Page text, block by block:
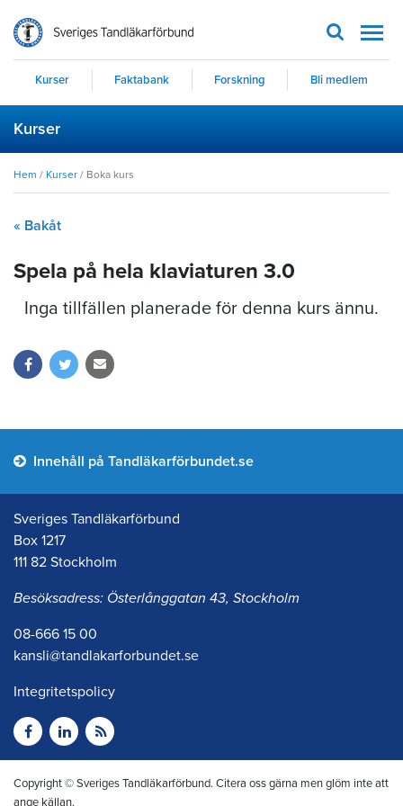
Kurser Faktabank Forskning Bli medlem
Kurser
Hem / Kurser / Boka kurs
« Bakåt
Spela på hela klaviaturen 3.0
Inga tillfällen planerade för denna kurs ännu.
Innehåll på Tandläkarförbundet.se
Sveriges Tandläkarförbund
Box 1217
111 82 Stockholm
Besöksadress: Österlånggatan 43, Stockholm
08-666 15 00
kansli@tandlakarforbundet.se
Integritetspolicy
Copyright © Sveriges Tandläkarförbund. Citera oss gärna men glöm inte att
ange källan.